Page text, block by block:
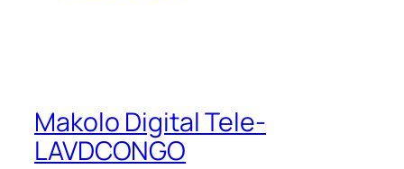
Makolo Digital Tele-
LAVDCONGO